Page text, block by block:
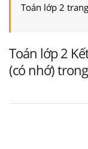
Toán lớp 2
Toán lớp 2
(có nhớ)